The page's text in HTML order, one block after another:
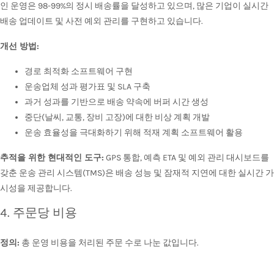
인 운영은 98-99%의 정시 배송률을 달성하고 있으며, 많은 기업이 실시간
배송 업데이트 및 사전 예외 관리를 구현하고 있습니다.
개선 방법:
경로 최적화 소프트웨어 구현
운송업체 성과 평가표 및 SLA 구축
과거 성과를 기반으로 배송 약속에 버퍼 시간 생성
중단(날씨, 교통, 장비 고장)에 대한 비상 계획 개발
운송 효율성을 극대화하기 위해 적재 계획 소프트웨어 활용
추적을 위한 현대적인 도구: GPS 통합, 예측 ETA 및 예외 관리 대시보드를
갖춘 운송 관리 시스템(TMS)은 배송 성능 및 잠재적 지연에 대한 실시간 가
시성을 제공합니다.
4. 주문당 비용
정의: 총 운영 비용을 처리된 주문 수로 나눈 값입니다.